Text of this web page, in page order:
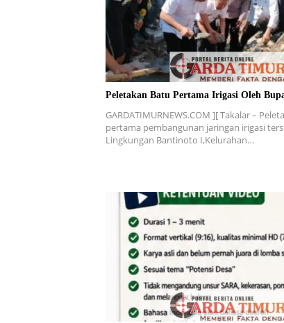
Peletakan Batu Pertama Irigasi Oleh
GARDATIMURNEWS.COM ][ Takalar –
pertama pembangunan jaringan irigasi
Lingkungan Bantinoto I,Kelurahan…